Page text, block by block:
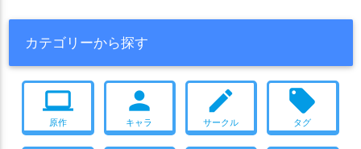
カテゴリーから探す
computer
原作
person
キャラ
create
サークル
local_offer
タグ